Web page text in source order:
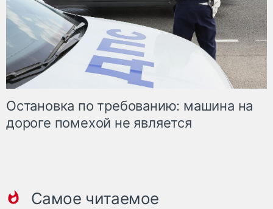
Остановка по требованию: машина на
дороге помехой не является
Самое читаемое